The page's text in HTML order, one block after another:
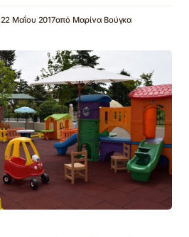
22 Μαΐου 2017από Μαρίνα Βούγκα